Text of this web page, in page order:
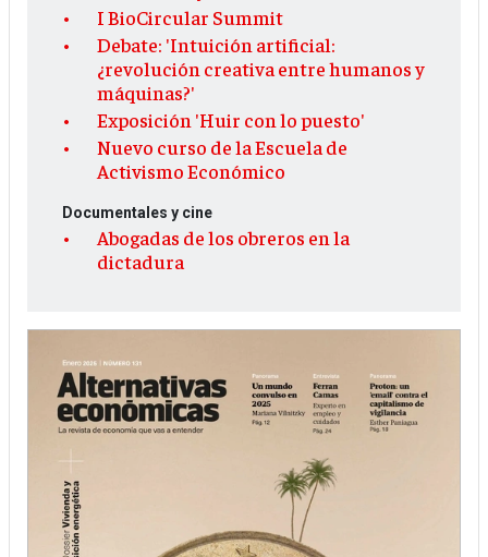
I BioCircular Summit
Debate: 'Intuición artificial:
¿revolución creativa entre humanos y
máquinas?'
Exposición 'Huir con lo puesto'
Nuevo curso de la Escuela de
Activismo Económico
Documentales y cine
Abogadas de los obreros en la
dictadura